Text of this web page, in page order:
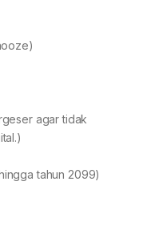
agar tidak
tahun 2099)